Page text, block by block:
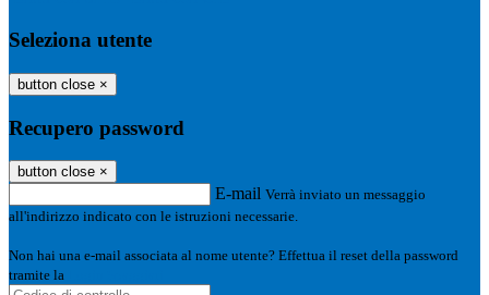
Seleziona utente
button close ×
Recupero password
button close ×
E-mail Verrà inviato un messaggio
all'indirizzo indicato con le istruzioni necessarie.
Non hai una e-mail associata al nome utente? Effettua il reset della password
tramite la